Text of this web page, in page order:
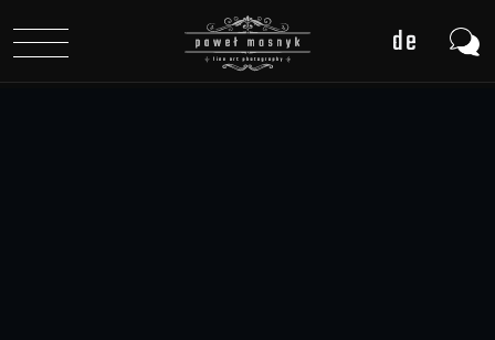
de
pl